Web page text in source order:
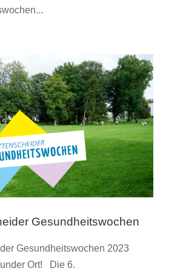
Gesundheitswochen
Gesundheitswochen 2023
Ort! Die 6.